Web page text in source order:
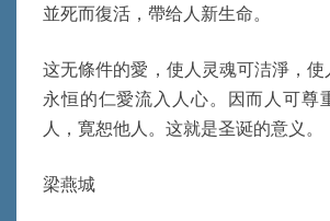
並死而復活，帶给人新生命。
这无條件的愛，使人灵魂可洁淨，
永恒的仁愛流入人心。因而人可尊
人，寛恕他人。这就是圣诞的意义。
梁燕城